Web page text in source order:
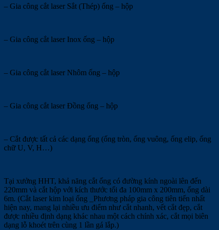
– Gia công cắt laser Sắt (Thép) ống – hộp
– Gia công cắt laser Inox ống – hộp
– Gia công cắt laser Nhôm ống – hộp
– Gia công cắt laser Đồng ống – hộp
– Cắt được tất cả các dạng ống (ống tròn, ống vuông, ống elip, ống
chữ U, V, H…)
Tại xưởng HHT, khả năng cắt ống có đường kính ngoài lên đến
220mm và cắt hộp với kích thước tối đa 100mm x 200mm, ống dài
6m. (Cắt laser kim loại ống _Phương pháp gia công tiên tiến nhất
hiện nay, mang lại nhiều ưu điểm như cắt nhanh, vết cắt đẹp, cắt
được nhiều định dạng khác nhau một cách chính xác, cắt mọi biên
dạng lỗ khoét trên cùng 1 lần gá lắp.)